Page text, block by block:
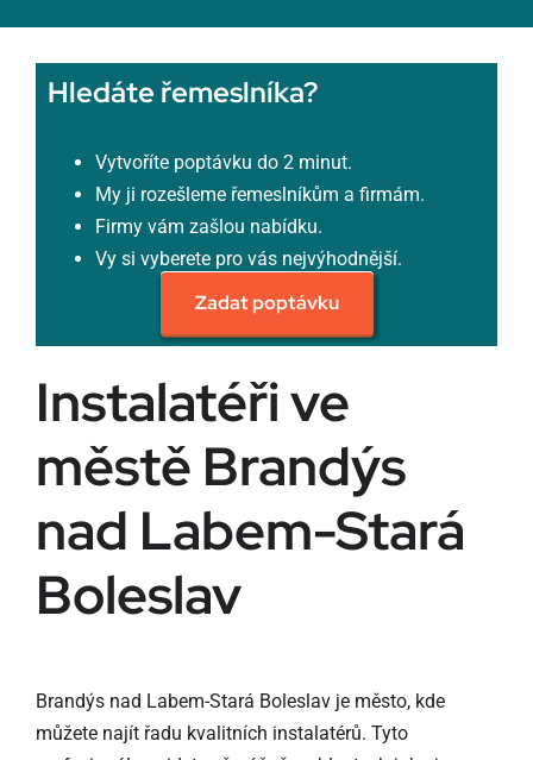
Hledáte řemeslníka?
Vytvoříte poptávku do 2 minut.
My ji rozešleme řemeslníkům a firmám.
Firmy vám zašlou nabídku.
Vy si vyberete pro vás nejvýhodnější.
Zadat poptávku
Instalatéři ve
městě Brandýs
nad Labem-Stará
Boleslav
Brandýs nad Labem-Stará Boleslav je město, kde
můžete najít řadu kvalitních instalatérů. Tyto